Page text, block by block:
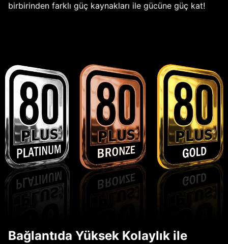
birbirinden farklı güç kaynakları ile gücüne güç kat!
Bağlantıda Yüksek Kolaylık ile